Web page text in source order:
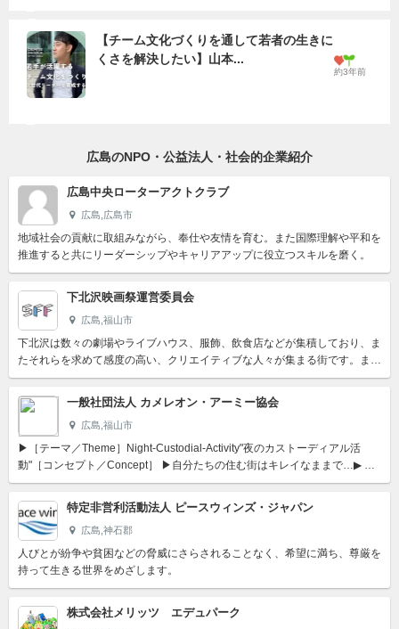
【チーム文化づくりを通して若者の生きに
くさを解決したい】山本...
約3年前
広島のNPO・公益法人・社会的企業紹介
広島中央ローターアクトクラブ
広島,広島市
地域社会の貢献に取組みながら、奉仕や友情を育む。また国際理解や平和を
推進すると共にリーダーシップやキャリアアップに役立つスキルを磨く。
下北沢映画祭運営委員会
広島,福山市
下北沢は数々の劇場やライブハウス、服飾、飲食店などが集積しており、ま
たそれらを求めて感度の高い、クリエイティブな人々が集まる街です。ま
た、ギャラリーを併設するカフェやイベントスペースを設置した小...
一般社団法人 カメレオン・アーミー協会
広島,福山市
▶［テーマ／Theme］Night-Custodial-Activity"夜のカストーディアル活
動"［コンセプト／Concept］ ▶自分たちの住む街はキレイなままで…▶ 誰
もが心地よく住み続け...
特定非営利活動法人 ピースウィンズ・ジャパン
広島,神石郡
人びとが紛争や貧困などの脅威にさらされることなく、希望に満ち、尊厳を
持って生きる世界をめざします。
株式会社メリッツ エデュパーク